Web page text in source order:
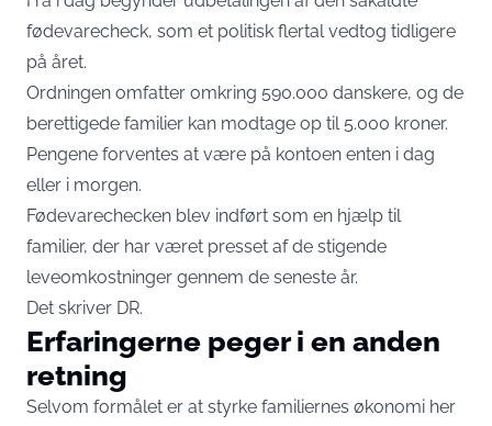
fødevarecheck, som et politisk flertal vedtog tidligere
på året.
Ordningen omfatter omkring 590.000 danskere, og de
berettigede familier kan modtage op til 5.000 kroner.
Pengene forventes at være på kontoen enten i dag
eller i morgen.
Fødevarechecken blev indført som en hjælp til
familier, der har været presset af de stigende
leveomkostninger gennem de seneste år.
Det skriver DR.
Erfaringerne peger i en anden
retning
Selvom formålet er at styrke familiernes økonomi her